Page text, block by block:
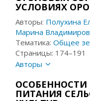
УСЛОВИЯХ
Авторы: Полухина
Марина
Тематика:Общее
Страницы:
Авторы
ПИТАНИЯ